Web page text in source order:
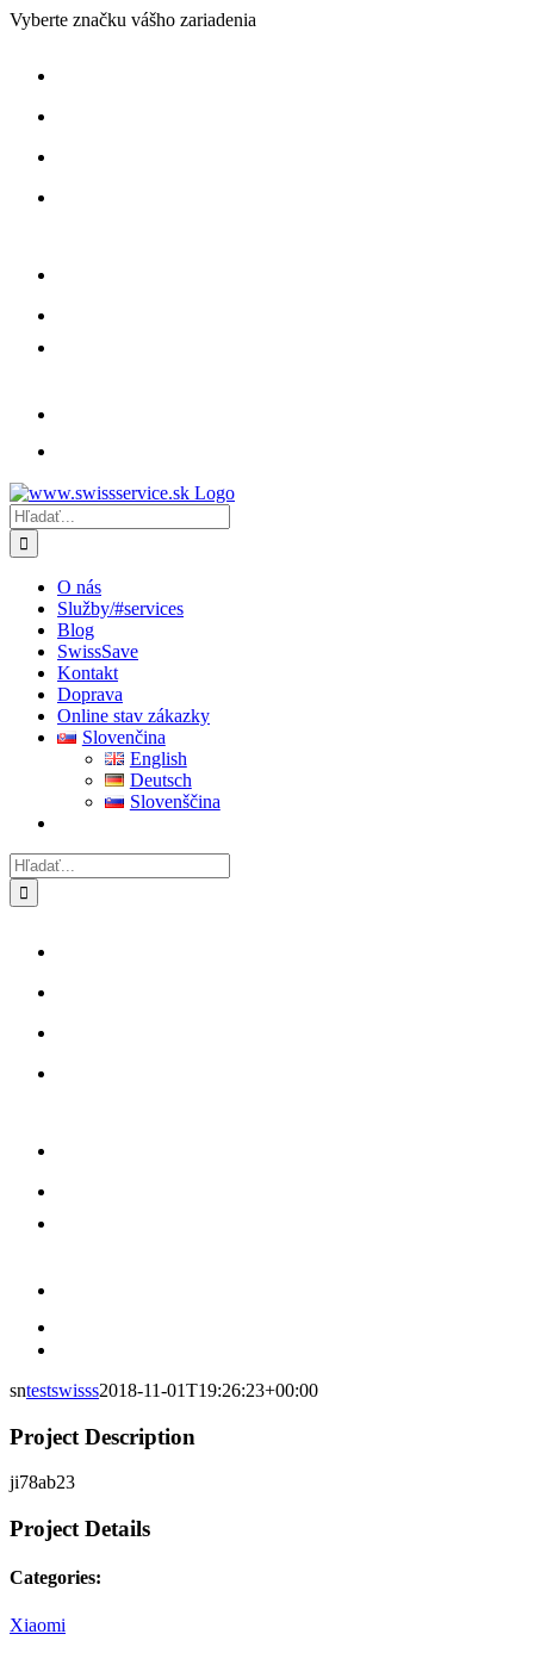
Skip
Vyberte značku vášho zariadenia
Hľadať:
O nás
Služby/#services
Blog
SwissSave
Kontakt
Doprava
Online stav zákazky
Slovenčina
English
Deutsch
Slovenščina
Hľadať:
sntestswisss2018-11-01T19:26:23+00:00
Project Description
ji78ab23
Project Details
Categories:
Xiaomi